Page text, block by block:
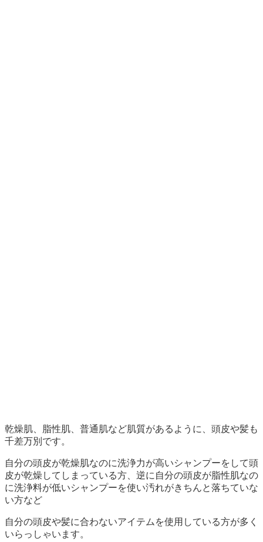
乾燥肌、脂性肌、普通肌など肌質があるように、頭皮や髪も
千差万別です。
自分の頭皮が乾燥肌なのに洗浄力が高いシャンプーをして頭
皮が乾燥してしまっている方、逆に自分の頭皮が脂性肌なの
に洗浄料が低いシャンプーを使い汚れがきちんと落ちていな
い方など
自分の頭皮や髪に合わないアイテムを使用している方が多く
いらっしゃいます。